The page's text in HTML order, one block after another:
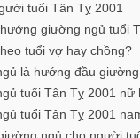
tuổi Tân Tỵ 2001
giường ngủ tuổi
tuổi vợ hay chồng?
là hướng đầu
tuổi Tân Tỵ 2001 nữ
tuổi Tân Tỵ 2001